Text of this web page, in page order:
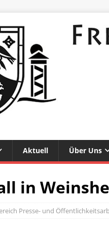
Aktuell Über Uns
in
Presse- und